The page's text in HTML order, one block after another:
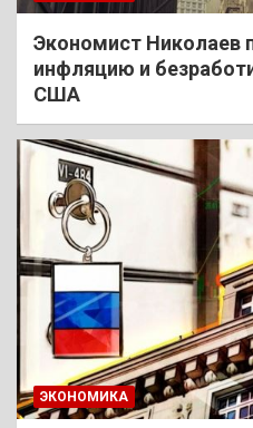
Экономист Николаев
инфляцию и
США
ЭКОНОМИКА